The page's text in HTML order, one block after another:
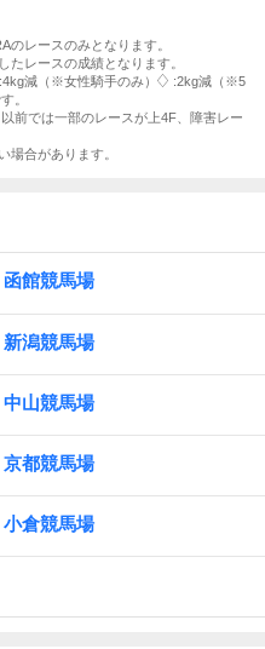
レースのみとなります。
レースの成績となります。
:4kg減（※女性騎手のみ）
:2kg減（※5
。
前では一部のレースが上4F、障害レー
合があります。
函館競馬場
新潟競馬場
中山競馬場
京都競馬場
小倉競馬場